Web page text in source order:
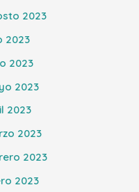
2023
2023
2023
2023
2023
2023
2023
2023